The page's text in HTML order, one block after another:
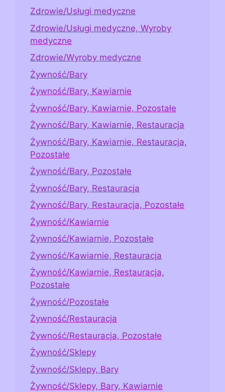
Zdrowie/Usługi medyczne
Zdrowie/Usługi medyczne, Wyroby
medyczne
Zdrowie/Wyroby medyczne
Żywność/Bary
Żywność/Bary, Kawiarnie
Żywność/Bary, Kawiarnie, Pozostałe
Żywność/Bary, Kawiarnie, Restauracja
Żywność/Bary, Kawiarnie, Restauracja,
Pozostałe
Żywność/Bary, Pozostałe
Żywność/Bary, Restauracja
Żywność/Bary, Restauracja, Pozostałe
Żywność/Kawiarnie
Żywność/Kawiarnie, Pozostałe
Żywność/Kawiarnie, Restauracja
Żywność/Kawiarnie, Restauracja,
Pozostałe
Żywność/Pozostałe
Żywność/Restauracja
Żywność/Restauracja, Pozostałe
Żywność/Sklepy
Żywność/Sklepy, Bary
Żywność/Sklepy, Bary, Kawiarnie